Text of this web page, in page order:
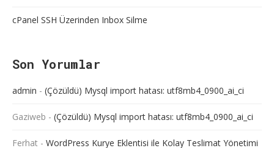
cPanel SSH Üzerinden Inbox Silme
Son Yorumlar
admin - (Çözüldü) Mysql import hatası: utf8mb4_0900_ai_ci
Gaziweb - (Çözüldü) Mysql import hatası: utf8mb4_0900_ai_ci
Ferhat - WordPress Kurye Eklentisi ile Kolay Teslimat Yönetimi